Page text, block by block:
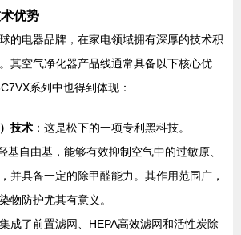
优势
的电器品牌，在家电领域拥有深厚的技术积
其空气净化器产品线通常具备以下核心优
系列中也得到体现：
技术 ：这是松下的一项专利黑科技。
自由基，能够有效抑制空气中的过敏原、
并具备一定的除甲醛能力。其作用范围广，
物防护尤其有意义。
集成了前置滤网、HEPA高效滤网和活性炭除